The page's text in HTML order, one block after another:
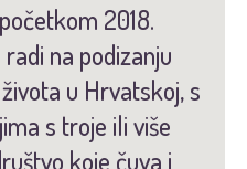
2018.
na podizanju
u Hrvatskoj, s
s troje ili više
koje čuva i